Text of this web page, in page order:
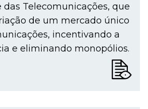
das Telecomunicações, que
de um mercado único
incentivando a
e eliminando monopólios.